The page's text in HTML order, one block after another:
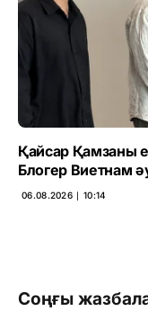
Қайсар Қамзаны
Блогер Виетнам
06.08.2026 ∣ 10:14
Соңғы